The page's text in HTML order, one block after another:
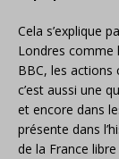
Cela s’explique
Londres comme
BBC, les actions
c’est aussi une
et encore dans
présente dans
de la France